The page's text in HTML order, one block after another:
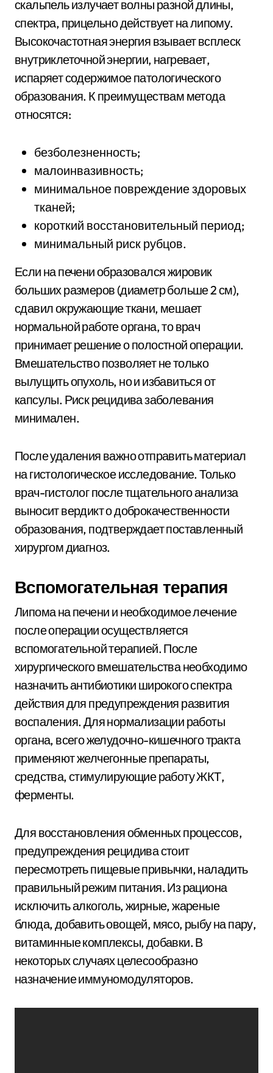
скальпель излучает волны разной длины,
спектра, прицельно действует на липому.
Высокочастотная энергия взывает всплеск
внутриклеточной энергии, нагревает,
испаряет содержимое патологического
образования. К преимуществам метода
относятся:
безболезненность;
малоинвазивность;
минимальное повреждение здоровых
тканей;
короткий восстановительный период;
минимальный риск рубцов.
Если на печени образовался жировик
больших размеров (диаметр больше 2 см),
сдавил окружающие ткани, мешает
нормальной работе органа, то врач
принимает решение о полостной операции.
Вмешательство позволяет не только
вылущить опухоль, но и избавиться от
капсулы. Риск рецидива заболевания
минимален.
После удаления важно отправить материал
на гистологическое исследование. Только
врач-гистолог после тщательного анализа
выносит вердикт о доброкачественности
образования, подтверждает поставленный
хирургом диагноз.
Вспомогательная терапия
Липома на печени и необходимое лечение
после операции осуществляется
вспомогательной терапией. После
хирургического вмешательства необходимо
назначить антибиотики широкого спектра
действия для предупреждения развития
воспаления. Для нормализации работы
органа, всего желудочно-кишечного тракта
применяют желчегонные препараты,
средства, стимулирующие работу ЖКТ,
ферменты.
Для восстановления обменных процессов,
предупреждения рецидива стоит
пересмотреть пищевые привычки, наладить
правильный режим питания. Из рациона
исключить алкоголь, жирные, жареные
блюда, добавить овощей, мясо, рыбу на пару,
витаминные комплексы, добавки. В
некоторых случаях целесообразно
назначение иммуномодуляторов.